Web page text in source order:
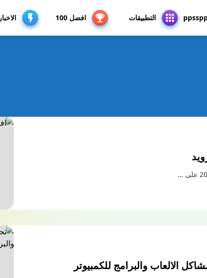
التطبيقات افضل 100 الاخبار
الالعاب والبرامج للكمبيوتر